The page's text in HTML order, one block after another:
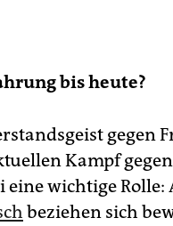
bis heute?
Kampf
eine wichtige
beziehen sich